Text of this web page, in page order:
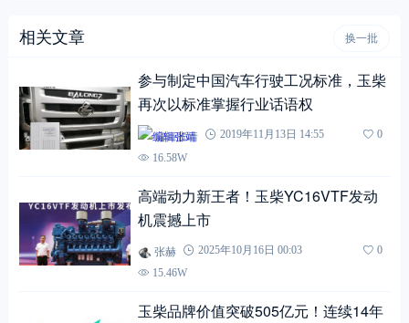
相关文章 换一批
参与制定中国汽车行驶工况标准，玉柴
再次以标准掌握行业话语权
编辑张靖 2019年11月13日 14:55
0
16.58W
高端动力新王者！玉柴YC16VTF发动
机震撼上市
张赫 2025年10月16日 00:03
0
15.46W
玉柴品牌价值突破505亿元！连续14年